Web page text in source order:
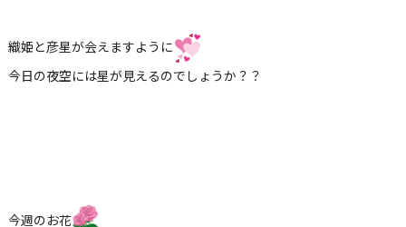
織姫と彦星が会えますように
今日の夜空には星が見えるのでしょうか？？
今週のお花